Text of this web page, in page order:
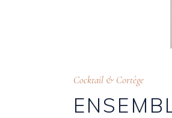
Cocktail & Cortège